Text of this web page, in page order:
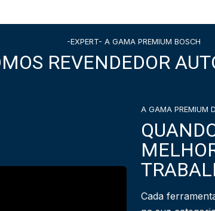
-EXPERT- A GAMA PREMIUM BOSCH
REVENDEDOR
A GAMA PREMIUM
Cada